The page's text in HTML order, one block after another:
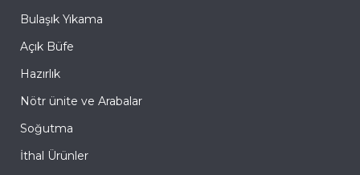
Bulaşık Yıkama
Açık Büfe
Hazırlık
Nötr ünite ve Arabalar
Soğutma
İthal Ürünler